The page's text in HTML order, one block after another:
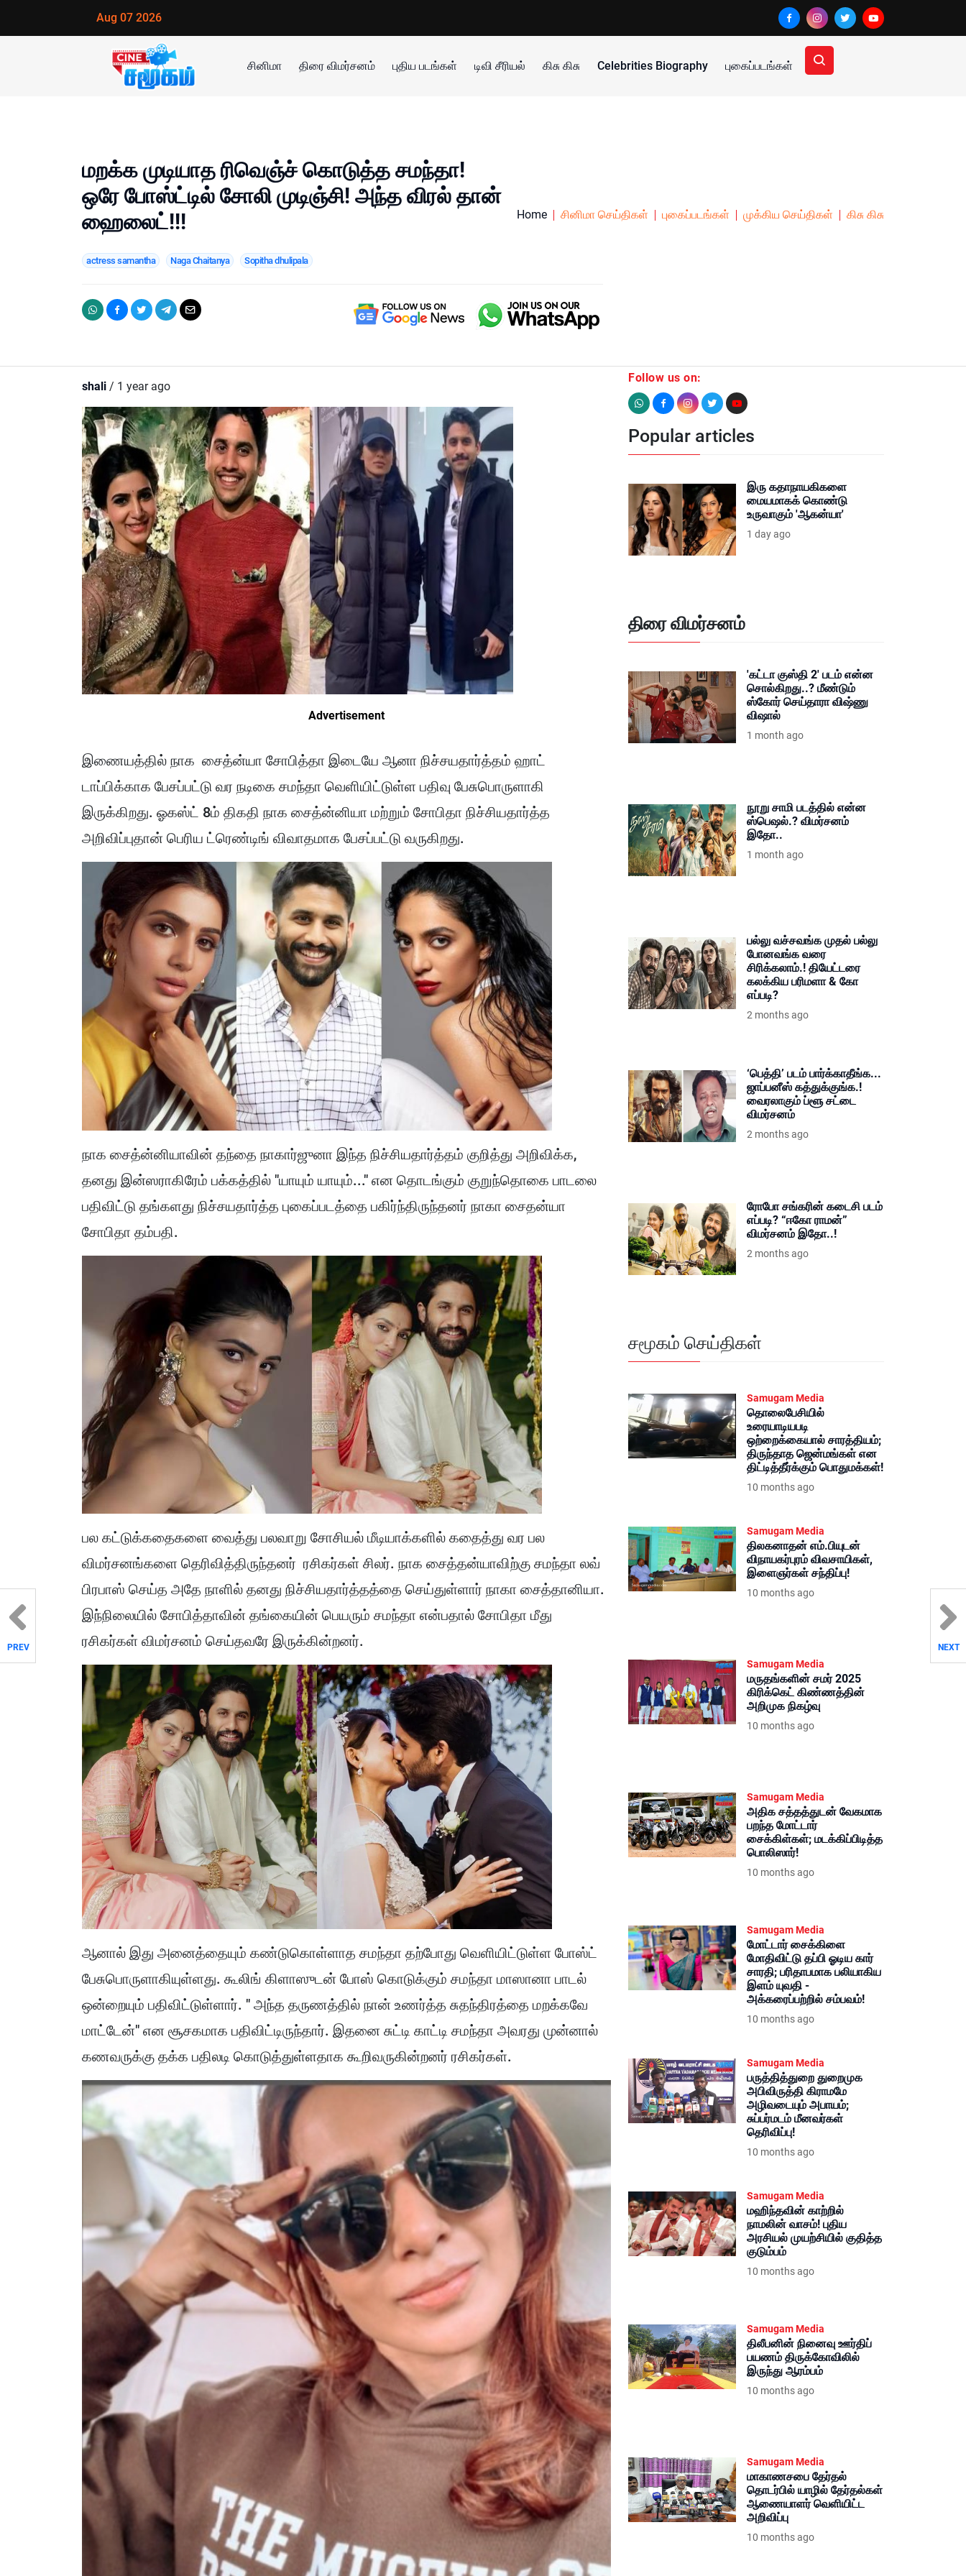
Aug 07 2026
சினிமா திரை விமர்சனம் புதிய படங்கள் டிவி சீரியல் கிசு கிசு Celebrities Biography புகைப்படங்கள்
மறக்க முடியாத ரிவெஞ்ச் கொடுத்த சமந்தா!
ஒரே போஸ்ட்டில் சோலி முடிஞ்சி! அந்த விரல் தான்
ஹைலைட்!!!
actress samantha Naga Chaitanya Sopitha dhulipala
Home சினிமா செய்திகள் புகைப்படங்கள் முக்கிய செய்திகள் கிசு கிசு
shali / 1 year ago
Advertisement
இணையத்தில் நாக சைத்ன்யா சோபித்தா இடையே ஆனா நிச்சயதார்த்தம் ஹாட்
டாப்பிக்காக பேசப்பட்டு வர நடிகை சமந்தா வெளியிட்டுள்ள பதிவு பேசுபொருளாகி
இருக்கிறது. ஓகஸ்ட் 8ம் திகதி நாக சைத்ன்னியா மற்றும் சோபிதா நிச்சியதார்த்த
அறிவிப்புதான் பெரிய ட்ரெண்டிங் விவாதமாக பேசப்பட்டு வருகிறது.
நாக சைத்ன்னியாவின் தந்தை நாகார்ஜுனா இந்த நிச்சியதார்த்தம் குறித்து அறிவிக்க,
தனது இன்ஸராகிரேம் பக்கத்தில் "யாயும் யாயும்..." என தொடங்கும் குறுந்தொகை பாடலை
பதிவிட்டு தங்களது நிச்சயதார்த்த புகைப்படத்தை பகிர்ந்திருந்தனர் நாகா சைதன்யா
சோபிதா தம்பதி.
பல கட்டுக்கதைகளை வைத்து பலவாறு சோசியல் மீடியாக்களில் கதைத்து வர பல
விமர்சனங்களை தெரிவித்திருந்தனர் ரசிகர்கள் சிலர். நாக சைத்தன்யாவிற்கு சமந்தா லவ்
பிரபாஸ் செய்த அதே நாளில் தனது நிச்சியதார்த்தத்தை செய்துள்ளார் நாகா சைத்தானியா.
இந்நிலையில் சோபித்தாவின் தங்கையின் பெயரும் சமந்தா என்பதால் சோபிதா மீது
ரசிகர்கள் விமர்சனம் செய்தவரே இருக்கின்றனர்.
ஆனால் இது அனைத்தையும் கண்டுகொள்ளாத சமந்தா தற்போது வெளியிட்டுள்ள போஸ்ட்
பேசுபொருளாகியுள்ளது. கூலிங் கிளாஸுடன் போஸ் கொடுக்கும் சமந்தா மாஸானா பாடல்
ஒன்றையும் பதிவிட்டுள்ளார். " அந்த தருணத்தில் நான் உணர்த்த சுதந்திரத்தை மறக்கவே
மாட்டேன்" என சூசகமாக பதிவிட்டிருந்தார். இதனை சுட்டி காட்டி சமந்தா அவரது முன்னால்
கணவருக்கு தக்க பதிலடி கொடுத்துள்ளதாக கூறிவருகின்றனர் ரசிகர்கள்.
PREV NEXT
Follow us on:
Popular articles
இரு கதாநாயகிகளை
மையமாகக் கொண்டு
உருவாகும் 'ஆகன்யா'
1 day ago
திரை விமர்சனம்
'கட்டா குஸ்தி 2' படம் என்ன
சொல்கிறது..? மீண்டும்
ஸ்கோர் செய்தாரா விஷ்ணு
விஷால்
1 month ago
நூறு சாமி படத்தில் என்ன
ஸ்பெஷல்.? விமர்சனம்
இதோ..
1 month ago
பல்லு வச்சவங்க முதல் பல்லு
போனவங்க வரை
சிரிக்கலாம்.! தியேட்டரை
கலக்கிய பரிமளா & கோ
எப்படி?
2 months ago
‘பெத்தி’ படம் பார்க்காதீங்க...
ஜாப்பனீஸ் கத்துக்குங்க.!
வைரலாகும் ப்ளூ சட்டை
விமர்சனம்
2 months ago
ரோபோ சங்கரின் கடைசி படம்
எப்படி? “ஈகோ ராமன்”
விமர்சனம் இதோ..!
2 months ago
சமூகம் செய்திகள்
Samugam Media
தொலைபேசியில்
உரையாடியபடி
ஒற்றைக்கையால் சாரத்தியம்;
திருந்தாத ஜென்மங்கள் என
திட்டித்தீர்க்கும் பொதுமக்கள்!
10 months ago
Samugam Media
திலகனாதன் எம்.பியுடன்
விநாயகர்புரம் விவசாயிகள்,
இளைஞர்கள் சந்திப்பு!
10 months ago
Samugam Media
மருதங்களின் சமர் 2025
கிரிக்கெட் கிண்ணத்தின்
அறிமுக நிகழ்வு
10 months ago
Samugam Media
அதிக சத்தத்துடன் வேகமாக
பறந்த மோட்டார்
சைக்கிள்கள்; மடக்கிப்பிடித்த
பொலிஸார்!
10 months ago
Samugam Media
மோட்டார் சைக்கிளை
மோதிவிட்டு தப்பி ஓடிய கார்
சாரதி; பரிதாபமாக பலியாகிய
இளம் யுவதி -
அக்கரைப்பற்றில் சம்பவம்!
10 months ago
Samugam Media
பருத்தித்துறை துறைமுக
அபிவிருத்தி கிராமமே
அழிவடையும் அபாயம்;
சுப்பர்மடம் மீனவர்கள்
தெரிவிப்பு!
10 months ago
Samugam Media
மஹிந்தவின் காற்றில்
நாமலின் வாசம்! புதிய
அரசியல் முயற்சியில் குதித்த
குடும்பம்
10 months ago
Samugam Media
திலீபனின் நினைவு ஊர்திப்
பயணம் திருக்கோவிலில்
இருந்து ஆரம்பம்
10 months ago
Samugam Media
மாகாணசபை தேர்தல்
தொடர்பில் யாழில் தேர்தல்கள்
ஆணையாளர் வெளியிட்ட
அறிவிப்பு
10 months ago